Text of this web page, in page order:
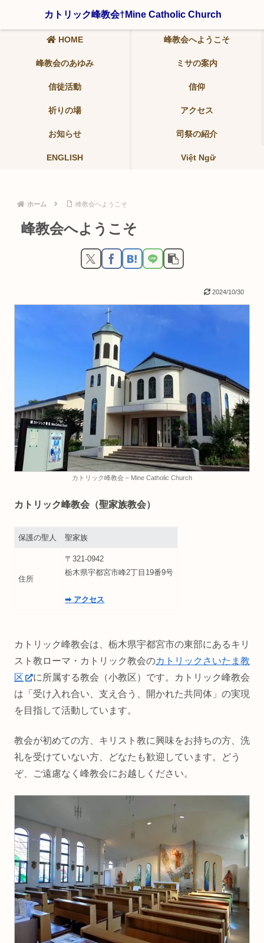
HOME 峰教会へようこそ
峰教会のあゆみ ミサの案内
信徒活動 信仰
祈りの場 アクセス
お知らせ 司祭の紹介
ENGLISH Việt Ngữ
ホーム 峰教会へようこそ
峰教会へようこそ
2024/10/30
カトリック峰教会 – Mine Catholic Church
カトリック峰教会（聖家族教会）
保護の聖人 聖家族
住所
〒321-0942
栃木県宇都宮市峰2丁目19番9号
➡ アクセス
カトリック峰教会は、栃木県宇都宮市の東部にあるキリ
スト教ローマ・カトリック教会のカトリックさいたま教
区
に所属する教会（小教区）です。カトリック峰教会
は「受け入れ合い、支え合う、開かれた共同体」の実現
を目指して活動しています。
教会が初めての方、キリスト教に興味をお持ちの方、洗
礼を受けていない方、どなたも歓迎しています。どう
ぞ、ご遠慮なく峰教会にお越しください。
カトリック峰教会†Mine Catholic Church